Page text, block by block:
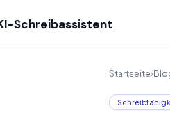
Schreibassistent
Startseite›